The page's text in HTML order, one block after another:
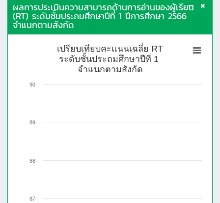
ผลการประเมินความสามารถด้านการอ่านของผู้เรียน
(RT) ระดับชั้นประถมศึกษาปีที่ 1 ปีการศึกษา 2566
จำแนกตามสังกัด
เปรียบเทียบคะแนนเฉลี่ย RT
ระดับชั้นประถมศึกษาปีที่ 1
จำแนกตามสังกัด
87
88
89
90